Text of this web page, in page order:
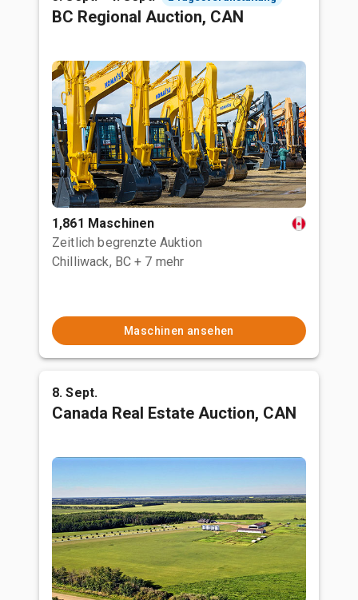
BC Regional Auction, CAN
1,861 Maschinen
Zeitlich begrenzte Auktion
Chilliwack, BC + 7 mehr
Maschinen ansehen
8. Sept.
Canada Real Estate Auction, CAN